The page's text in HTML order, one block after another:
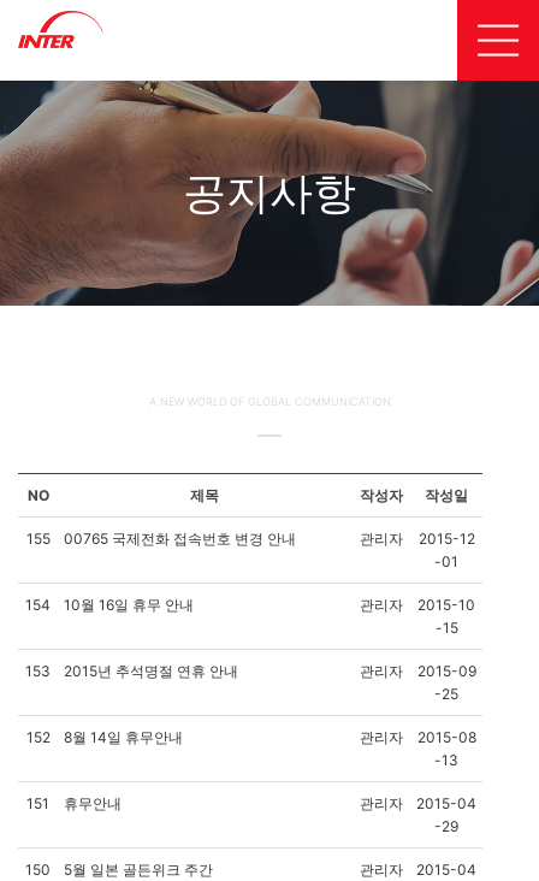
공지사항
A NEW WORLD OF GLOBAL COMMUNICATION
NO 제목 작성자 작성일
155 00765 국제전화 접속번호 변경 안내 관리자
2015-12
-01
154 10월 16일 휴무 안내 관리자
2015-10
-15
153 2015년 추석명절 연휴 안내 관리자
2015-09
-25
152 8월 14일 휴무안내 관리자
2015-08
-13
151 휴무안내 관리자
2015-04
-29
150 5월 일본 골든위크 주간 관리자
2015-04